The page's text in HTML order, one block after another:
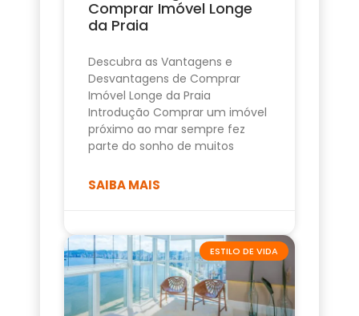
Comprar Imóvel Longe
da Praia
Descubra as Vantagens e
Desvantagens de Comprar
Imóvel Longe da Praia
Introdução Comprar um imóvel
próximo ao mar sempre fez
parte do sonho de muitos
SAIBA MAIS
ESTILO DE VIDA